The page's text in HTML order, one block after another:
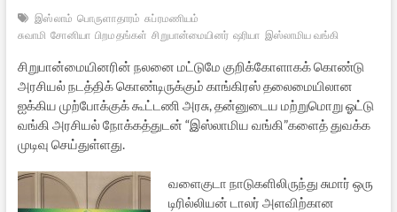
இஸ்லாம் பொருளாதாரம் சுப்ரமணியம்
சுவாமி சோனியா பிறமதங்கள் சிறுபான்மையினர் ஷரியா இஸ்லாமிய வங்கி
சிறுபான்மையினரின் நலனை மட்டுமே குறிக்கோளாகக் கொண்டு
அரசியல் நடத்திக் கொண்டிருக்கும் காங்கிரஸ் தலைமையிலான
ஐக்கிய முற்போக்குக் கூட்டணி அரசு, தன்னுடைய மற்றுமொறு ஓட்டு
வங்கி அரசியல் நோக்கத்துடன் “இஸ்லாமிய வங்கி”களைத் துவக்க
முடிவு செய்துள்ளது.
வளைகுடா நாடுகளிலிருந்து சுமார் ஒரு
டிரில்லியன் டாலர் அளவிற்கான